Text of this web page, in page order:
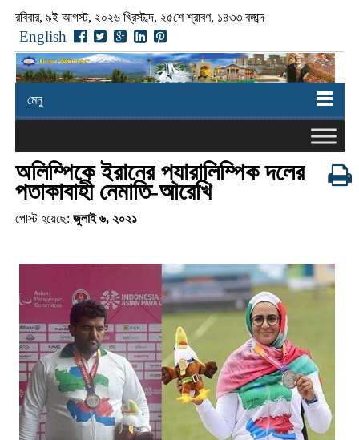
রবিবার, ৯ই আগস্ট, ২০২৬ খ্রিস্টাব্দ, ২৫শে শ্রাবণ, ১৪৩৩ বঙ্গাব্দ
English
মেনু
অলিম্পিকে ইরানের প্যারালিম্পিক দলের
পতাকাবাহী নেমাতি-আরেখি
পোস্ট হয়েছে: জুলাই ৬, ২০২১